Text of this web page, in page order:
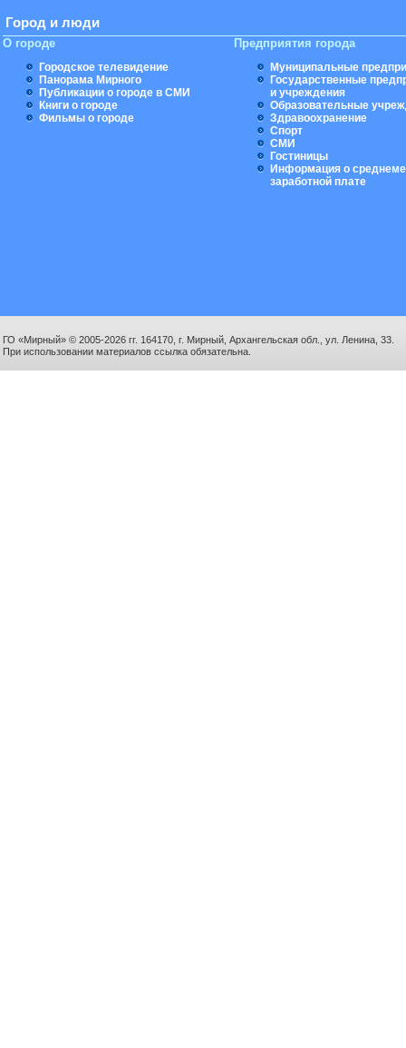
Город и люди
О городе
Городское телевидение
Панорама Мирного
Публикации о городе в СМИ
Книги о городе
Фильмы о городе
Предприятия города
Муниципальные
Государственные
и учреждения
Образовательные
Здравоохранение
Спорт
СМИ
Гостиницы
Информация о
заработной плате
ГО «Мирный» © 2005-2026 гг. 164170, г. Мирный, Архангельская обл., ул. Ленина, 33.
При использовании материалов ссылка обязательна.